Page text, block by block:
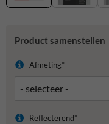
Product samenstellen
Afmeting*
Reflecterend*